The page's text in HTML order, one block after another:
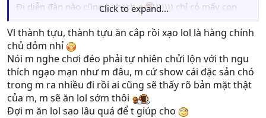
Đi diễn đàn nào cũng bị bash
)))))) chỉ có mấy con
chó như mày canh bash thôi chứ ai
) lại tự xạo lol với
bản thân vcc cười ĩa
Cái thứ đéo cso cái gì trên người
ngay cả đạo đức văn hóa đi chê bai thằng làm đc nhiều
thành tựu
))))))
Loại như mày xã hội sẽ dạy thôi con ạ
Click to expand...
Vl thành tựu, thành tựu ăn cắp rồi xạo lol là hàng chính
chủ dỏm nhỉ
Nói m nghe chơi đéo phải tự nhiên chửi lộn với th ngu
thích ngạo mạn như m đâu, m cứ show cái đặc sản chó
trong m ra nhiều đi rồi ai cũng sẽ thấy rõ bản mặt thật
của m, m sẽ ăn lol sớm thôi
Đợi m ăn lol sao lâu quá để t giúp cho